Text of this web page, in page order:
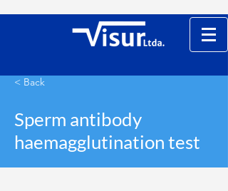
< Back
Sperm antibody
haemagglutination test